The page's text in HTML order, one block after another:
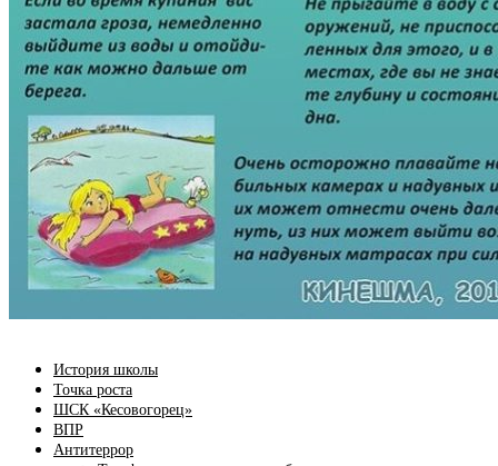
История школы
Точка роста
ШСК «Кесовогорец»
ВПР
Антитеррор